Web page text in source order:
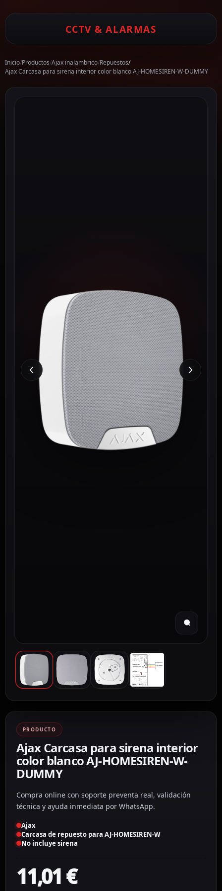
CCTV & ALARMAS
Inicio/Productos/Ajax inalambrico/Repuestos/
Ajax Carcasa para sirena interior color blanco AJ-HOMESIREN-W-DUMMY
PRODUCTO
Ajax Carcasa para sirena interior
color blanco AJ-HOMESIREN-W-
DUMMY
Compra online con soporte preventa real, validación
técnica y ayuda inmediata por WhatsApp.
Ajax
Carcasa de repuesto para AJ-HOMESIREN-W
No incluye sirena
11,01 €